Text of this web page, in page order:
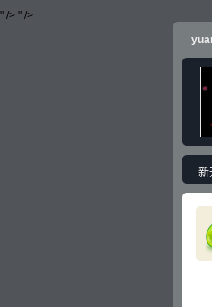
" /> " />
新